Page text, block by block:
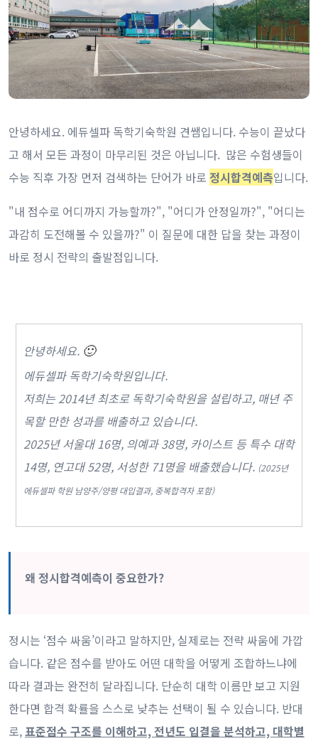
안녕하세요. 에듀셀파 독학기숙학원 견쌤입니다. 수능이 끝났다
고 해서 모든 과정이 마무리된 것은 아닙니다. 많은 수험생들이
수능 직후 가장 먼저 검색하는 단어가 바로 정시합격예측입니다.
"내 점수로 어디까지 가능할까?", "어디가 안정일까?", "어디는
과감히 도전해볼 수 있을까?" 이 질문에 대한 답을 찾는 과정이
바로 정시 전략의 출발점입니다.
안녕하세요. 🙂
에듀셀파 독학기숙학원입니다.
저희는 2014년 최초로 독학기숙학원을 설립하고, 매년 주
목할 만한 성과를 배출하고 있습니다.
2025년 서울대 16명, 의예과 38명, 카이스트 등 특수 대학
14명, 연고대 52명, 서성한 71명을 배출했습니다. (2025년
에듀셀파 학원 남양주/양평 대입결과, 중복합격자 포함)
왜 정시합격예측이 중요한가?
정시는 ‘점수 싸움’이라고 말하지만, 실제로는 전략 싸움에 가깝
습니다. 같은 점수를 받아도 어떤 대학을 어떻게 조합하느냐에
따라 결과는 완전히 달라집니다. 단순히 대학 이름만 보고 지원
한다면 합격 확률을 스스로 낮추는 선택이 될 수 있습니다. 반대
로,표준점수 구조를 이해하고, 전년도 입결을 분석하고, 대학별